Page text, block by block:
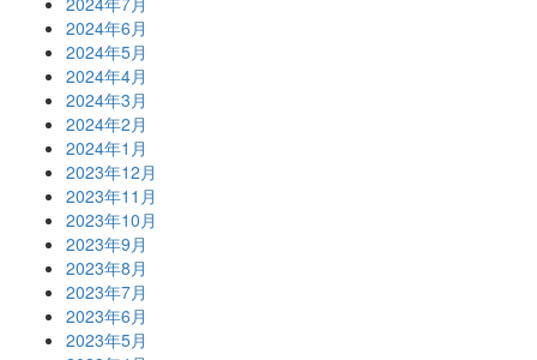
2024年6月
2024年5月
2024年4月
2024年3月
2024年2月
2024年1月
2023年12月
2023年11月
2023年10月
2023年9月
2023年8月
2023年7月
2023年6月
2023年5月